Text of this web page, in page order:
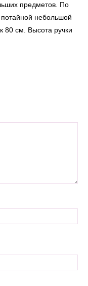
предметов. По
небольшой
80 см. Высота ручки